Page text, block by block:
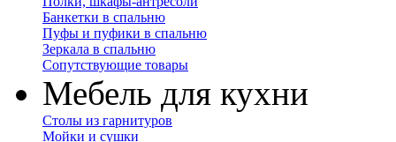
Банкетки в спальню
Пуфы и пуфики в спальню
Зеркала в спальню
Сопутствующие товары
Мебель для кухни
Столы из гарнитуров
Мойки и сушки